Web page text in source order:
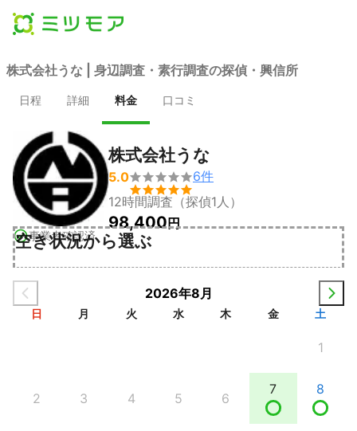
株式会社うな | 身辺調査・素行調査の探偵・興信所
日程 詳細 料金 口コミ
事業者確認済
株式会社うな
5.0

6件
12時間調査（探偵1人）
98,400円
空き状況から選ぶ
2026年8月
日 月 火 水 木 金 土
1
2 3 4 5 6
7 8